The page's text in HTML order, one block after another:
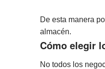
De esta manera
almacén.
Cómo elegir
No todos los